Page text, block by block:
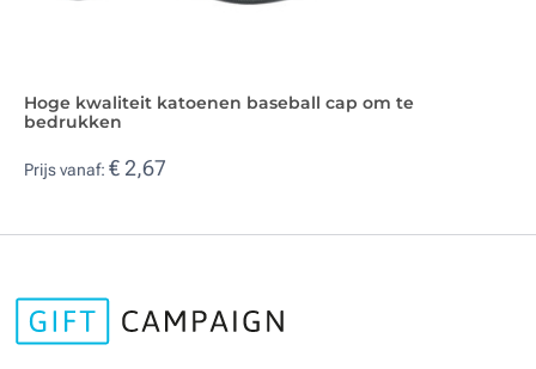
Hoge kwaliteit katoenen baseball cap om te
bedrukken
Prijs vanaf: € 2,67